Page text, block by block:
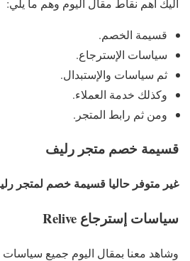
اليك أهم نقاط مقال اليوم وهم ما يلي:
قسيمة الخصم.
سياسات الإسترجاع.
ثم سياسات والإستبدال.
وكذلك خدمة العملاء.
ومن ثم رابط المتجر.
قسيمة خصم متجر رليف
غير متوفر حاليا قسيمة خصم لمتجر
سياسات إسترجاع Relive
وشاهد معنا بمقال اليوم جميع